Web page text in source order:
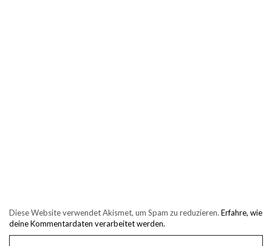
Diese Website verwendet Akismet, um Spam zu reduzieren. Erfahre, wie
deine Kommentardaten verarbeitet werden.